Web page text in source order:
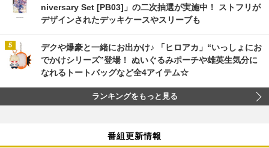
niversary Set [PB03]」の二次抽選が実施中！ ストフリが
デザインされたデッキケースやスリーブも
デクや爆豪と一緒にお出かけ♪ 「ヒロアカ」“いっしょにお
でかけシリーズ”登場！ ぬいぐるみポーチや雄英生気分に
なれるトートバッグなど全4アイテム☆
ランキングをもっと見る
番組更新情報